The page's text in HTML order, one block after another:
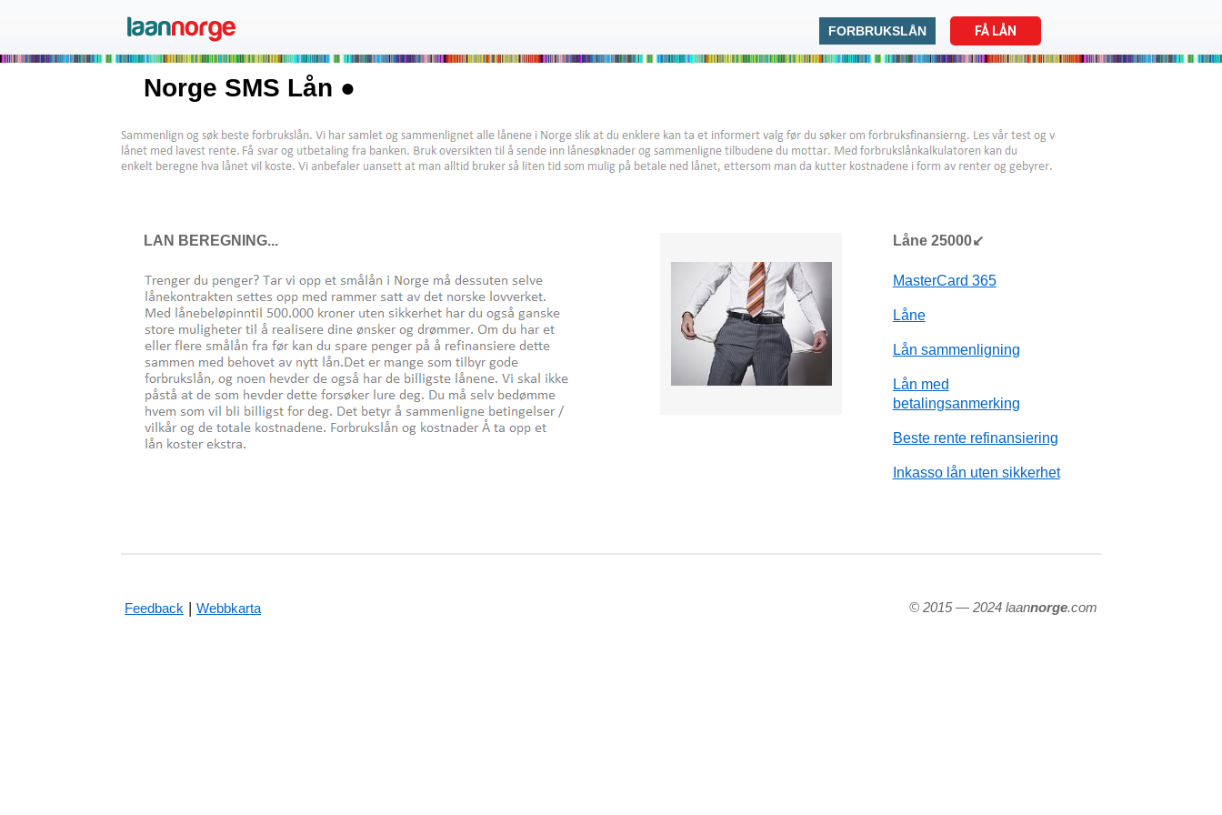
FORBRUKSLÅN FÅ LÅN
Norge SMS Lån ●
LAN BEREGNING... Låne 25000↙
MasterCard 365
Låne
Lån sammenligning
Lån med
betalingsanmerking
Beste rente refinansiering
Inkasso lån uten sikkerhet
Feedback | Webbkarta © 2015 — 2024 laannorge.com